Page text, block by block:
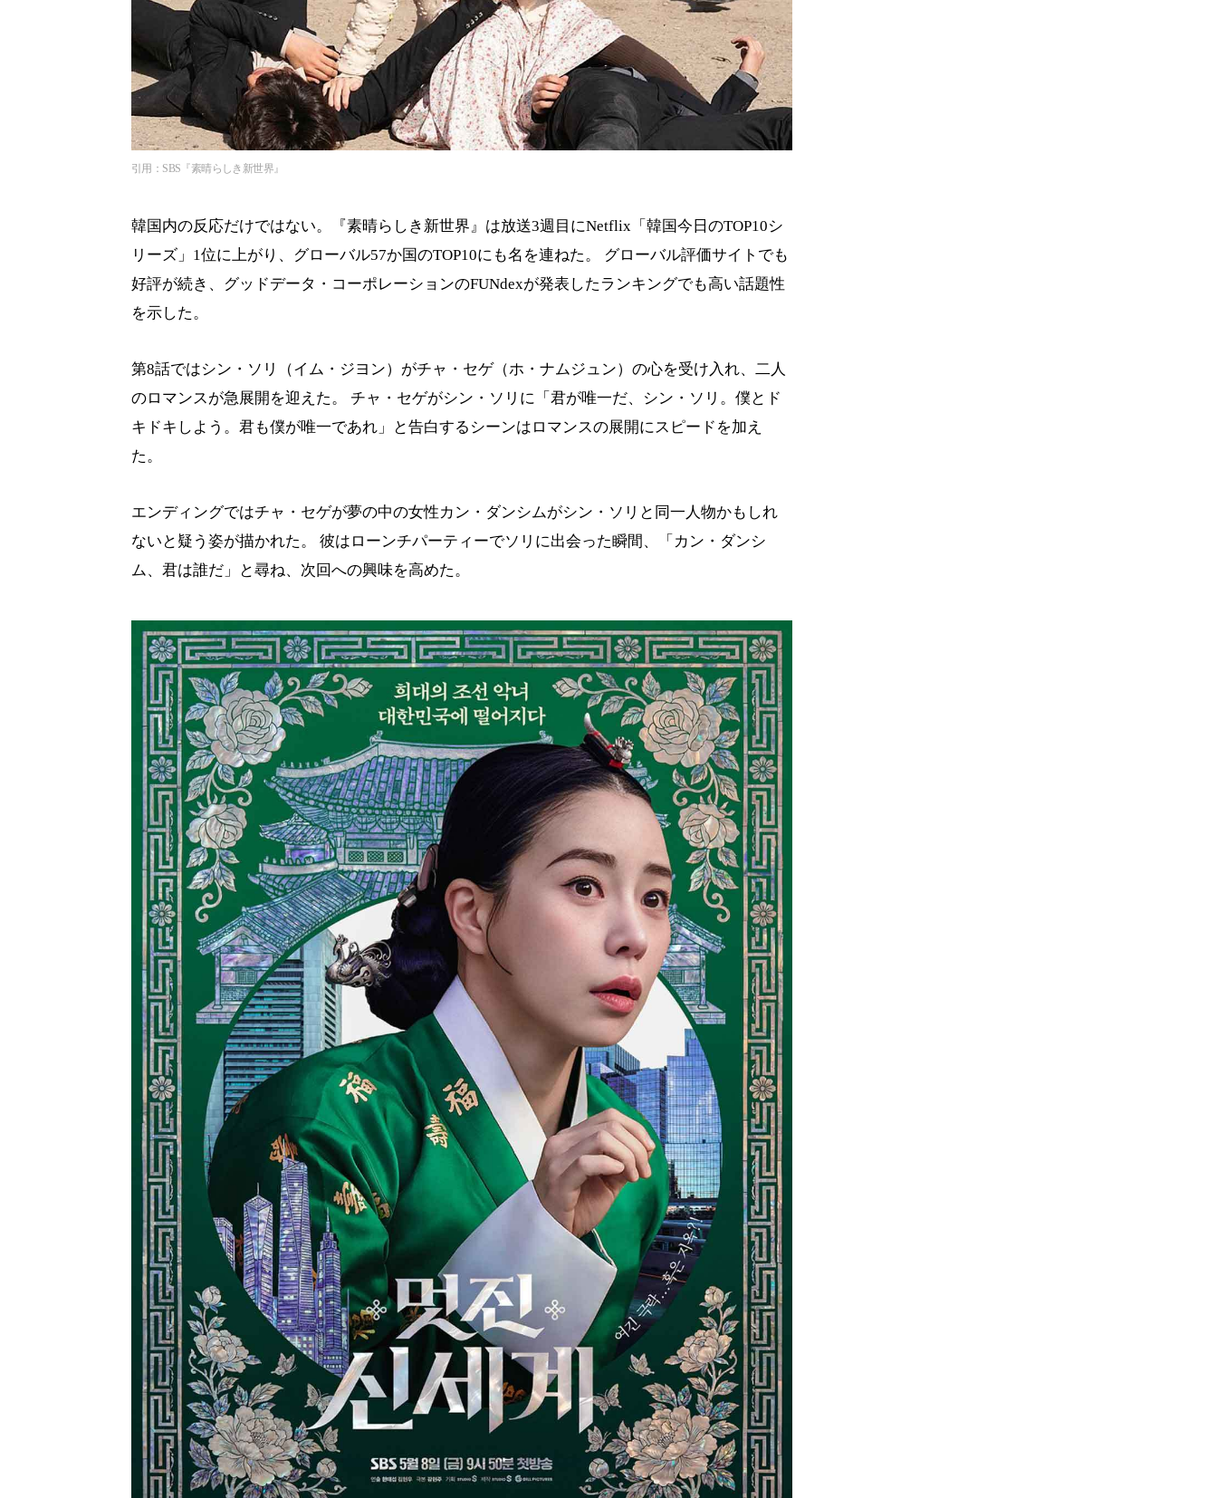
引用：SBS『素晴らしき新世界』
韓国内の反応だけではない。『素晴らしき新世界』は放送3週目にNetflix「韓国今日のTOP10シ
リーズ」1位に上がり、グローバル57か国のTOP10にも名を連ねた。 グローバル評価サイトでも
好評が続き、グッドデータ・コーポレーションのFUNdexが発表したランキングでも高い話題性
を示した。
第8話ではシン・ソリ（イム・ジヨン）がチャ・セゲ（ホ・ナムジュン）の心を受け入れ、二人
のロマンスが急展開を迎えた。 チャ・セゲがシン・ソリに「君が唯一だ、シン・ソリ。僕とド
キドキしよう。君も僕が唯一であれ」と告白するシーンはロマンスの展開にスピードを加え
た。
エンディングではチャ・セゲが夢の中の女性カン・ダンシムがシン・ソリと同一人物かもしれ
ないと疑う姿が描かれた。 彼はローンチパーティーでソリに出会った瞬間、「カン・ダンシ
ム、君は誰だ」と尋ね、次回への興味を高めた。